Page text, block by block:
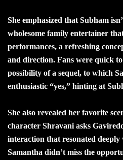
She emphasized that Subham
wholesome family entertainer
performances, a refreshing
and direction. Fans were quick
possibility of a sequel, to which
enthusiastic “yes,” hinting at
She also revealed her favorite
character Shravani asks
interaction that resonated deeply
Samantha didn’t miss the